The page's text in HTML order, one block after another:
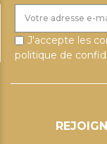
J'accepte les
politique de